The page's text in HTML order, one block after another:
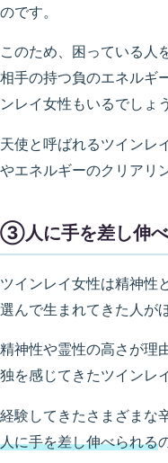
のです。
このため、困っている人
相手の持つ負のエネルギ
ンレイ女性もいるでしょう
天使と呼ばれるツインレ
やエネルギーのクリアリ
③人に手を差し伸
ツインレイ女性は精神性
選んで生まれてきた人が
精神性や霊性の高さが理
独を感じてきたツインレ
経験してきたさまざまな
人に手を差し伸べられる